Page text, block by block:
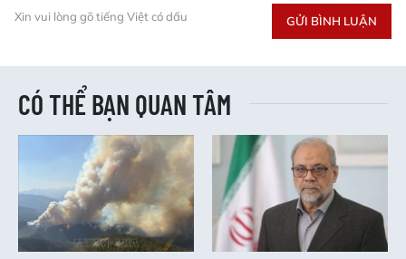
Xin vui lòng gõ tiếng Việt có dấu GỬI BÌNH LUẬN
CÓ THỂ BẠN QUAN TÂM